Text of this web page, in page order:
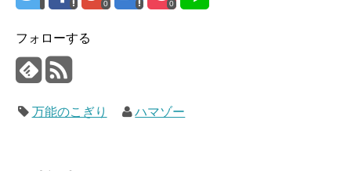
0 0
フォローする
万能のこぎり ハマゾー